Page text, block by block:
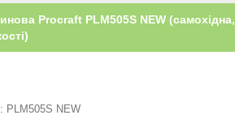
Procraft PLM505S NEW (самохідна,
PLM505S NEW